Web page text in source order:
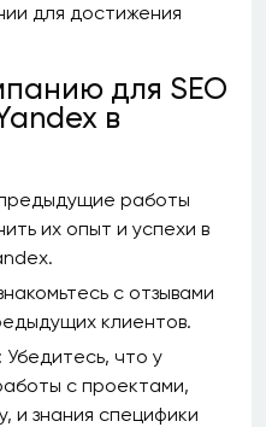
для достижения
для SEO
в
работы
их опыт и успехи в
с отзывами
клиентов.
: Убедитесь, что у
с проектами,
и знания специфики